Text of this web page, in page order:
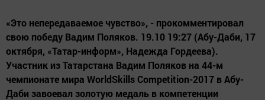
«Это непередаваемое чувство», - прокомментировал
свою победу Вадим Поляков. 19.10 19:27 (Абу-Даби, 17
октября, «Татар-информ», Надежда Гордеева).
Участник из Татарстана Вадим Поляков на 44-м
чемпионате мира WorldSkills Competition-2017 в Абу-
Даби завоевал золотую медаль в компетенции